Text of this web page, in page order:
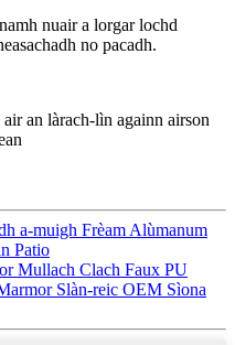
nuair a lorgar lochd
no pacadh.
an làrach-lìn againn airson
a-muigh Frèam Alùmanum
Patio
Mullach Clach Faux PU
Slàn-reic OEM Sìona